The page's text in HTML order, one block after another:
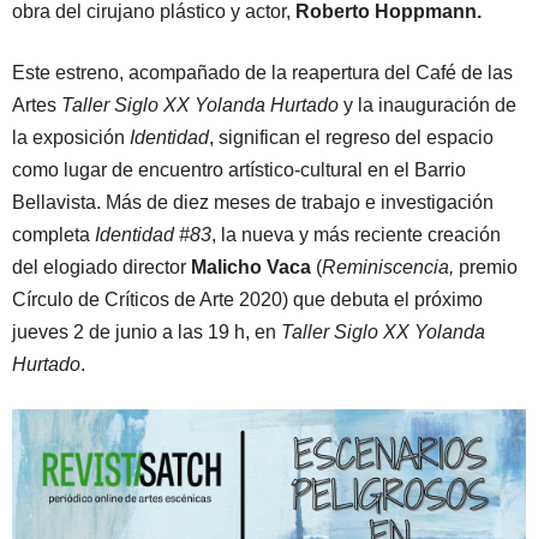
obra del cirujano plástico y actor, Roberto Hoppmann.
Este estreno, acompañado de la reapertura del Café de las
Artes Taller Siglo XX Yolanda Hurtado y la inauguración de
la exposición Identidad, significan el regreso del espacio
como lugar de encuentro artístico-cultural en el Barrio
Bellavista. Más de diez meses de trabajo e investigación
completa Identidad #83, la nueva y más reciente creación
del elogiado director Malicho Vaca (Reminiscencia, premio
Círculo de Críticos de Arte 2020) que debuta el próximo
jueves 2 de junio a las 19 h, en Taller Siglo XX Yolanda
Hurtado.